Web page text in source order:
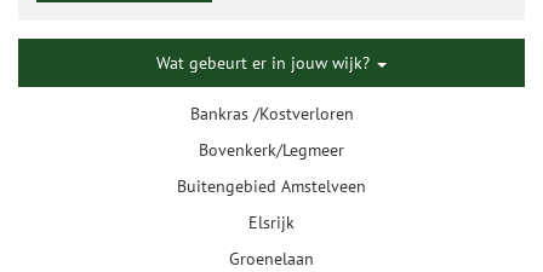
Wat gebeurt er in jouw wijk?
Bankras /Kostverloren
Bovenkerk/Legmeer
Buitengebied Amstelveen
Elsrijk
Groenelaan